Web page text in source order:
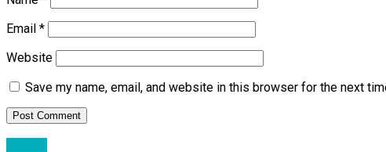
Email *
Website
Save my name, email, and website in this browser for the next